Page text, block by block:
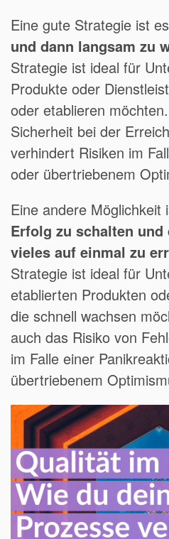
Eine gute Strategie ist
und dann langsam zu
Strategie ist ideal für
Produkte oder
oder etablieren
Sicherheit bei der
verhindert Risiken im
oder übertriebenem
Eine andere Möglichkeit
Erfolg zu schalten
vieles auf einmal zu
Strategie ist ideal für
etablierten Produkten
die schnell wachsen
auch das Risiko von
im Falle einer
übertriebenem